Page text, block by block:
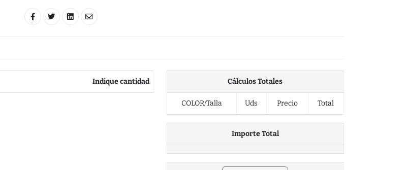
Indique cantidad Cálculos Totales
COLOR/Talla Uds Precio Total
Importe Total